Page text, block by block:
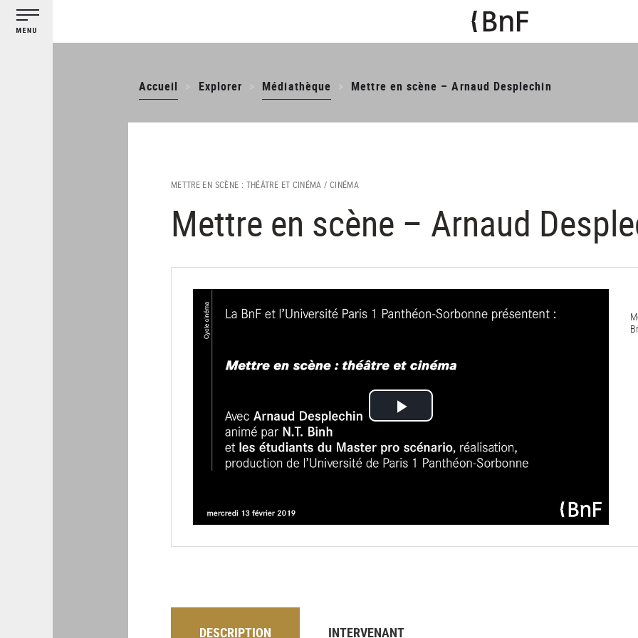
contenu
Accueil
Explorer Médiathèque Mettre en scène – Arnaud Desplechin
METTRE EN SCÈNE : THÉÂTRE ET CINÉMA / CINÉMA
Mettre en scène – Arnaud
Lire
la
DESCRIPTION INTERVENANT
Gestion des cookies